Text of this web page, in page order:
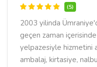
(5)
2003 yilinda
geçen zaman
yelpazesiyle hizmetini
ambalaj, kirtasiye,